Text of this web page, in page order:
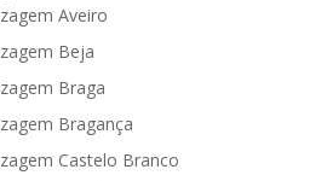
Aveiro
Beja
Braga
Bragança
Castelo Branco